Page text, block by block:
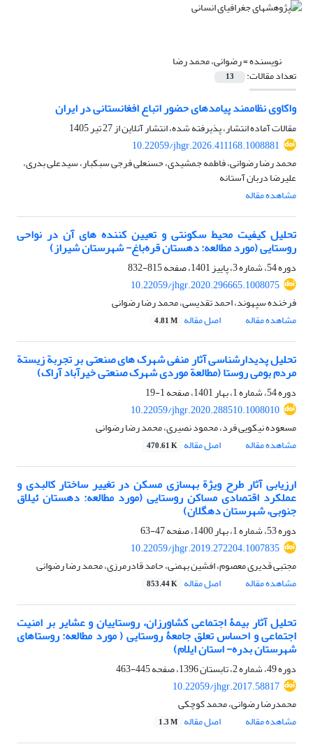
نویسنده =رضوانی، محمد رضا
تعداد مقالات: 13
واکاوی نظام‎مند پیامدهای حضور اتباع افغانستانی در ایران
مقالات آماده انتشار، پذیرفته شده، انتشار آنلاین از27 تیر 1405
10.22059/jhgr.2026.411168.1008881
محمد رضا رضوانی، فاطمه جمشیدی، حسنعلی فرجی سبکبار، سیدعلی بدری،
علیرضا دربان آستانه
مشاهده مقاله
تحلیل کیفیت محیط سکونتی و تعیین کننده های آن در نواحی
روستایی (مورد مطالعه: دهستان قره‌باغ- شهرستان شیراز)
دوره 54، شماره 3، پاییز 1401، صفحه
815-832
10.22059/jhgr.2020.296665.1008075
فرخنده سپهوند، احمد تقدیسی، محمد رضا رضوانی
مشاهده مقاله
اصل مقاله 4.81 M
تحلیل پدیدار‏شناسی آثار منفی شهرک‏ های صنعتی بر تجربة زیستة
مردم بومی روستا (مطالعة موردی شهرک صنعتی خیرآباد آراک)
دوره 54، شماره 1، بهار 1401، صفحه
1-19
10.22059/jhgr.2020.288510.1008010
مسعوده نیکویی فرد، محمود نصیری، محمد رضا رضوانی
مشاهده مقاله
اصل مقاله 470.61 K
ارزیابی آثار طرح ویژة بهسازی مسکن در تغییر ساختار کالبدی و
عملکرد اقتصادی مساکن روستایی (مورد مطالعه: دهستان ئیلاق
جنوبی، شهرستان دهگلان)
دوره 53، شماره 1، بهار 1400، صفحه
47-63
10.22059/jhgr.2019.272204.1007835
مجتبی قدیری معصوم، افشین بهمنی، حامد قادرمرزی، محمد رضا رضوانی
مشاهده مقاله
اصل مقاله 853.44 K
تحلیل آثار بیمۀ اجتماعی کشاورزان، روستاییان و عشایر بر امنیت
اجتماعی و احساس تعلق جامعۀ روستایی ( مورد مطالعه: روستاهای
شهرستان بدره- استان ایلام)
دوره 49، شماره 2، تابستان 1396، صفحه
445-463
10.22059/jhgr.2017.58817
محمدرضا رضوانی، محمد کوچکی
مشاهده مقاله
اصل مقاله 1.3 M